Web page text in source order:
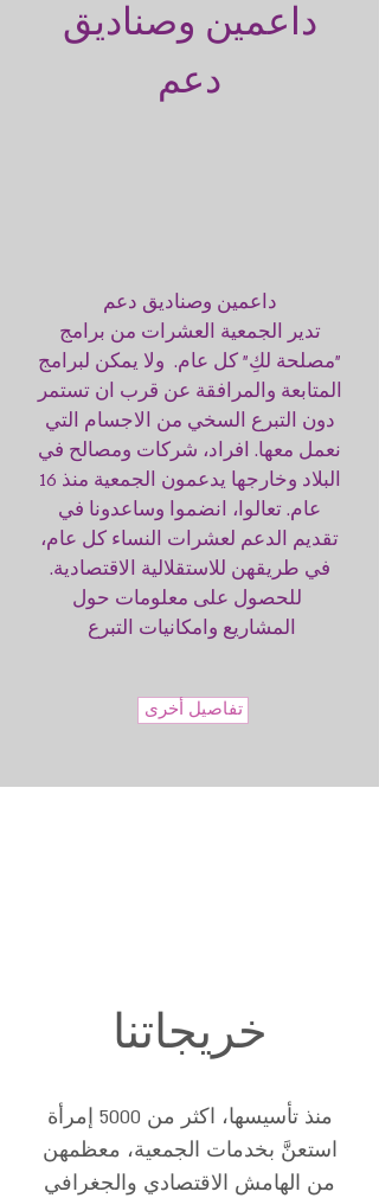
داعمين وصناديق
دعم
داعمين وصناديق دعم
تدير الجمعية العشرات من برامج
"مصلحة لكِ" كل عام. ولا يمكن لبرامج
المتابعة والمرافقة عن قرب ان تستمر
دون التبرع السخي من الاجسام التي
نعمل معها. افراد، شركات ومصالح في
البلاد وخارجها يدعمون الجمعية منذ 16
عام. تعالوا، انضموا وساعدونا في
تقديم الدعم لعشرات النساء كل عام،
في طريقهن للاستقلالية الاقتصادية.
للحصول على معلومات حول
المشاريع وامكانيات التبرع
تفاصيل أخرى
منذ تأسيسها، اكثر من 5000 إمرأة
استعنَّ بخدمات الجمعية، معظمهن
من الهامش الاقتصادي والجغرافي